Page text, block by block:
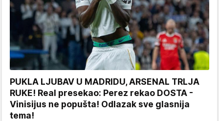
PUKLA LJUBAV U MADRIDU, ARSENAL TRLJA
RUKE! Real presekao: Perez rekao DOSTA -
Vinisijus ne popušta! Odlazak sve glasnija
tema!